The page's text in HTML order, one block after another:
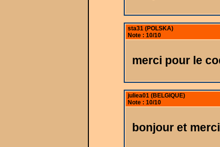
sta31 (POLSKA)
Note : 10/10
merci pour le
juliea01 (BELGIQUE)
Note : 10/10
bonjour et